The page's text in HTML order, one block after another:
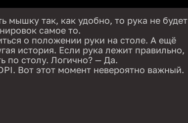
мышку так, как удобно, то рука не будет
самое то.
о положении руки на столе. А ещё
история. Если рука лежит правильно,
по столу. Логично? — Да.
Вот этот момент невероятно важный.